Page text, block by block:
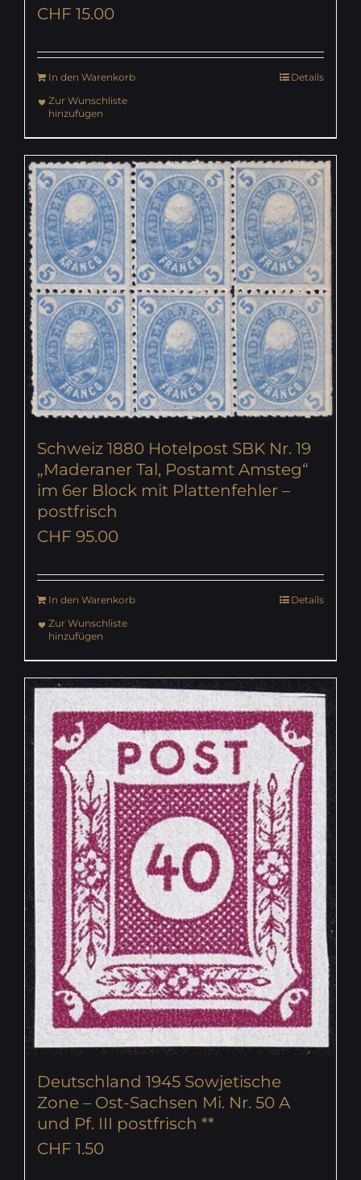
CHF 15.00
In den Warenkorb
Details
Zur Wunschliste
hinzufügen
Schweiz 1880 Hotelpost SBK Nr. 19
„Maderaner Tal, Postamt Amsteg“
im 6er Block mit Plattenfehler –
postfrisch
CHF 95.00
In den Warenkorb
Details
Zur Wunschliste
hinzufügen
Deutschland 1945 Sowjetische
Zone – Ost-Sachsen Mi. Nr. 50 A
und Pf. III postfrisch **
CHF 1.50